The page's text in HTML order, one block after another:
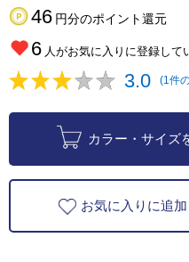
46 円分のポイント還元
6 人がお気に入りに登録して
3.0 (1件
カラー・サイズ
お気に入りに追加